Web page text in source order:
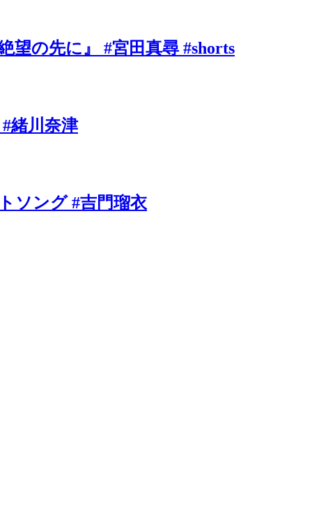
の先に』 #宮田真尋 #shorts
緒川奈津
ソング #吉門瑠衣